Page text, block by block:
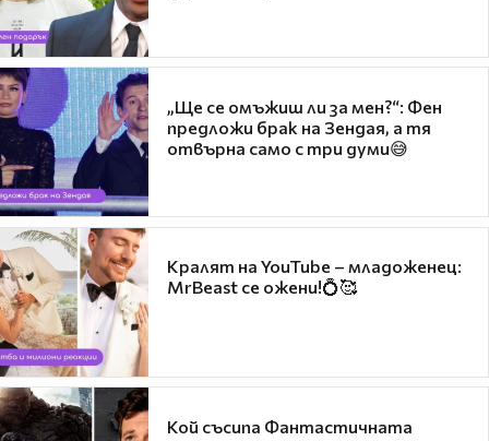
„Ще се омъжиш ли за мен?“: Фен
предложи брак на Зендая, а тя
отвърна само с три думи😅
Кралят на YouTube – младоженец:
MrBeast се ожени!💍🥰
Кой съсипа Фантастичната